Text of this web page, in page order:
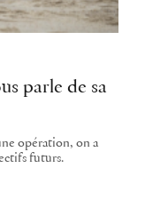
parle de sa
opération, on a
futurs.